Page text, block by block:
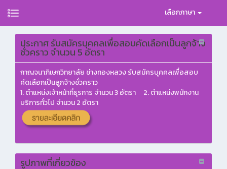
เลือกภาษา
ประกาศ รับสมัครบุคคลเพื่อสอบคัดเลือกเป็นลูกจ้าง
ชั่วคราว จำนวน 5 อัตรา
กาญจนาภิเษกวิทยาลัย ช่างทองหลวง รับสมัครบุคคลเพื่อสอบ
คัดเลือกเป็นลูกจ้างชั่วคราว
1. ตำแหน่งเจ้าหน้าที่ธุรการ จำนวน 3 อัตรา 2. ตำแหน่งพนักงาน
บริการทั่วไป จำนวน 2 อัตรา
รูปภาพที่เกี่ยวข้อง